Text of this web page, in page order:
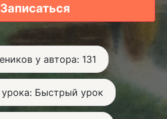
Записаться
у автора: 131
урока: Быстрый урок